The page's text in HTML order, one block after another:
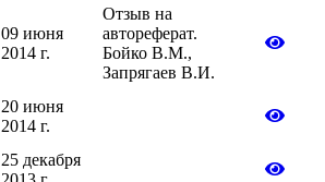
09 июня
2014 г.
Отзыв на
автореферат.
Бойко В.М.,
Запрягаев В.И.
20 июня
2014 г.
25 декабря